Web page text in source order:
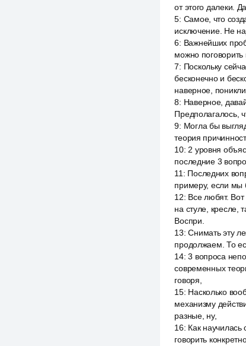
от этого далеки.
5: Самое, что
исключение. Не
6: Важнейших
можно поговорить
7: Поскольку
бесконечно и
наверное,
8: Наверное,
Предполагалось,
9: Могла бы
теория
10: 2 уровня
последние 3
11 : Последних
примеру, если мы
12: Все любят.
на стуле, кресле,
Воспри.
13:Снимать эту
продолжаем. То
14:3 вопроса
современных
говоря,
15: Насколько
механизму
разные, ну,
16: Как
говорить